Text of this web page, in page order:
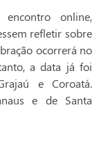
online,
refletir sobre
ocorrerá no
a data já foi
e Coroatá.
e de Santa